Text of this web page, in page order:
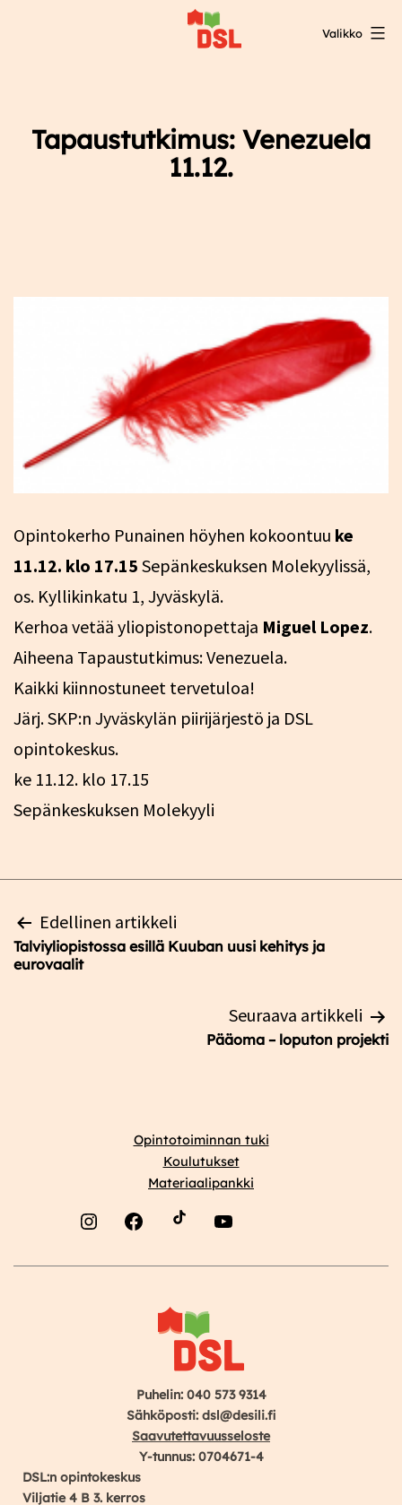
Valikko
Tapaustutkimus: Venezuela
11.12.
Opintokerho Punainen höyhen kokoontuu ke
11.12. klo 17.15 Sepänkeskuksen Molekyylissä,
os. Kyllikinkatu 1, Jyväskylä.
Kerhoa vetää yliopistonopettaja Miguel Lopez.
Aiheena Tapaustutkimus: Venezuela.
Kaikki kiinnostuneet tervetuloa!
Järj. SKP:n Jyväskylän piirijärjestö ja DSL
opintokeskus.
ke 11.12. klo 17.15
Sepänkeskuksen Molekyyli
Artikkelien
selaus
Edellinen artikkeli
Talviyliopistossa esillä Kuuban uusi kehitys ja
eurovaalit
Seuraava artikkeli
Pääoma – loputon projekti
Opintotoiminnan tuki
Koulutukset
Materiaalipankki
Puhelin: 040 573 9314
Sähköposti: dsl@desili.fi
Saavutettavuusseloste
Y-tunnus: 0704671-4
DSL:n opintokeskus
Viljatie 4 B 3. kerros